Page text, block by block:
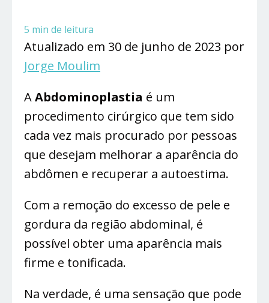
5 min de leitura
Atualizado em 30 de junho de 2023 por
Jorge Moulim
AAbdominoplastia é um
procedimento cirúrgico que tem sido
cada vez mais procurado por pessoas
que desejam melhorar a aparência do
abdômen e recuperar a autoestima.
Com a remoção do excesso de pele e
gordura da região abdominal, é
possível obter uma aparência mais
firme e tonificada.
Na verdade, é uma sensação que pode